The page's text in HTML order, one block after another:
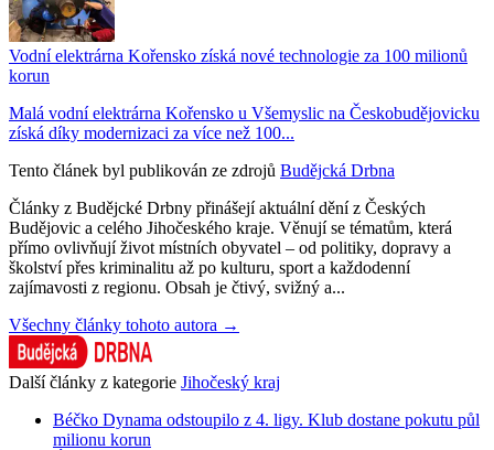
Vodní elektrárna Kořensko získá nové technologie za 100 milionů
korun
Malá vodní elektrárna Kořensko u Všemyslic na Českobudějovicku
získá díky modernizaci za více než 100...
Tento článek byl publikován ze zdrojů Budějcká Drbna
Články z Budějcké Drbny přinášejí aktuální dění z Českých
Budějovic a celého Jihočeského kraje. Věnují se tématům, která
přímo ovlivňují život místních obyvatel – od politiky, dopravy a
školství přes kriminalitu až po kulturu, sport a každodenní
zajímavosti z regionu. Obsah je čtivý, svižný a...
Všechny články tohoto autora →
Další články z kategorie Jihočeský kraj
Béčko Dynama odstoupilo z 4. ligy. Klub dostane pokutu půl
milionu korun